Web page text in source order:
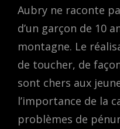
Aubry ne raconte
d’un garçon de 10
montagne. Le
de toucher, de
sont chers aux
l’importance de la
problèmes de